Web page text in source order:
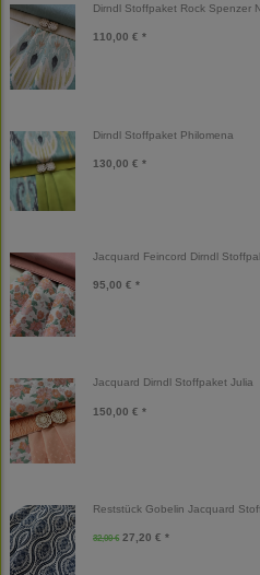
Dirndl Stoffpaket Rock Spenzer
110,00 € *
Dirndl Stoffpaket Philomena
130,00 € *
Jacquard Feincord Dirndl
95,00 € *
Jacquard Dirndl Stoffpaket Julia
150,00 € *
Reststück Gobelin Jacquard
32,00 € 27,20 € *